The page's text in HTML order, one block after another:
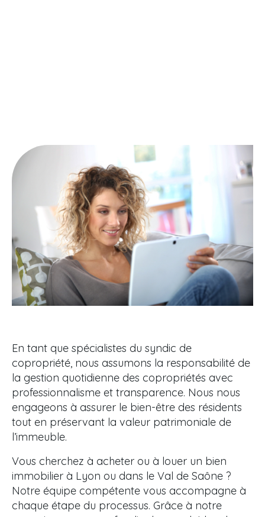
En tant que spécialistes du syndic de
copropriété, nous assumons la responsabilité de
la gestion quotidienne des copropriétés avec
professionnalisme et transparence. Nous nous
engageons à assurer le bien-être des résidents
tout en préservant la valeur patrimoniale de
l’immeuble.
Vous cherchez à acheter ou à louer un bien
immobilier à Lyon ou dans le Val de Saône ?
Notre équipe compétente vous accompagne à
chaque étape du processus. Grâce à notre